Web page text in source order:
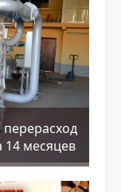
14 месяцев